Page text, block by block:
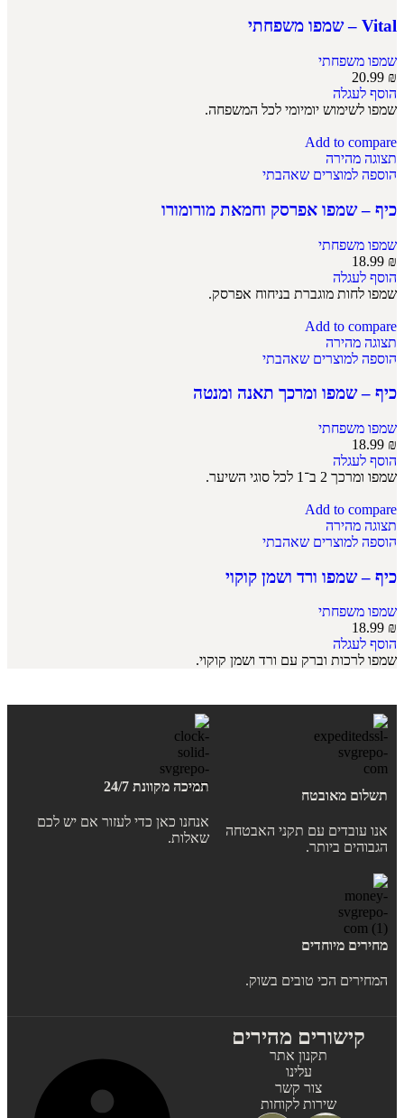
Vital – שמפו משפחתי
שמפו משפחתי
20.99 ₪
הוסף לעגלה
שמפו לשימוש יומיומי לכל המשפחה.
Add to compare
תצוגה מהירה
הוספה למוצרים שאהבתי
כיף – שמפו אפרסק וחמאת מורומורו
שמפו משפחתי
18.99 ₪
הוסף לעגלה
שמפו לחות מוגברת בניחוח אפרסק.
Add to compare
תצוגה מהירה
הוספה למוצרים שאהבתי
כיף – שמפו ומרכך תאנה ומנטה
שמפו משפחתי
18.99 ₪
הוסף לעגלה
שמפו ומרכך 2 ב־1 לכל סוגי השיער.
Add to compare
תצוגה מהירה
הוספה למוצרים שאהבתי
כיף – שמפו ורד ושמן קוקוי
שמפו משפחתי
18.99 ₪
הוסף לעגלה
שמפו לרכות וברק עם ורד ושמן קוקוי.
תשלום מאובטח
אנו עובדים עם תקני האבטחה
הגבוהים ביותר.
תמיכה מקוונת 24/7
אנחנו כאן כדי לעזור אם יש לכם
שאלות.
מחירים מיוחדים
המחירים הכי טובים בשוק.
קישורים מהירים
תקנון אתר
עלינו
צור קשר
שירות לקוחות